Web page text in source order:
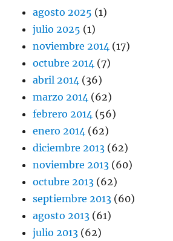
agosto 2025 (1)
julio 2025 (1)
noviembre 2014 (17)
octubre 2014 (7)
abril 2014 (36)
marzo 2014 (62)
febrero 2014 (56)
enero 2014 (62)
diciembre 2013 (62)
noviembre 2013 (60)
octubre 2013 (62)
septiembre 2013 (60)
agosto 2013 (61)
julio 2013 (62)